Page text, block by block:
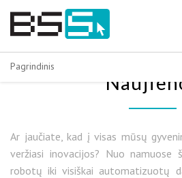
Skip
Pagrindinis
Ar jaučiate, kad į visas mūsų
veržiasi inovacijos? Nuo namuose
robotų iki visiškai automatizuotų